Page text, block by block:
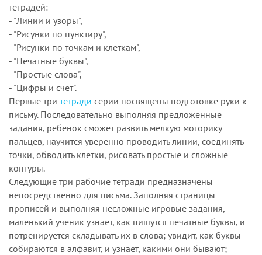
тетрадей:
- "Линии и узоры",
- "Рисунки по пунктиру",
- "Рисунки по точкам и клеткам",
- "Печатные буквы",
- "Простые слова",
- "Цифры и счёт".
Первые три тетради серии посвящены подготовке руки к
письму. Последовательно выполняя предложенные
задания, ребёнок сможет развить мелкую моторику
пальцев, научится уверенно проводить линии, соединять
точки, обводить клетки, рисовать простые и сложные
контуры.
Следующие три рабочие тетради предназначены
непосредственно для письма. Заполняя страницы
прописей и выполняя несложные игровые задания,
маленький ученик узнает, как пишутся печатные буквы, и
потренируется складывать их в слова; увидит, как буквы
собираются в алфавит, и узнает, какими они бывают;